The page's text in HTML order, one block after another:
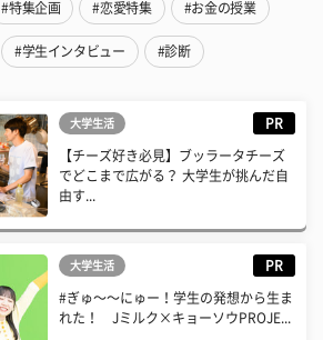
#特集企画 #恋愛特集 #お金の授業
#学生インタビュー #診断
大学生活 PR
【チーズ好き必見】ブッラータチーズ
でどこまで広がる？ 大学生が挑んだ自
由す...
大学生活 PR
#ぎゅ〜〜にゅー！学生の発想から生ま
れた！ Jミルク×キョーソウPROJE...